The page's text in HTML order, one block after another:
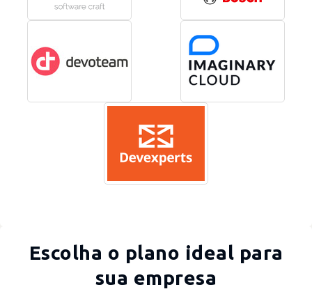
Escolha o plano ideal para
sua empresa